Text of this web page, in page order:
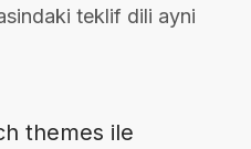
teklif dili ayni
themes ile